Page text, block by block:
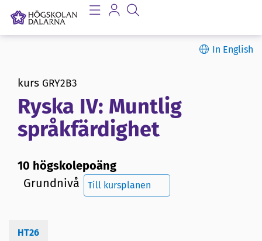
In English
kurs GRY2B3
Ryska IV: Muntlig
språkfärdighet
10 högskolepoäng
Grundnivå
Till kursplanen
HT26